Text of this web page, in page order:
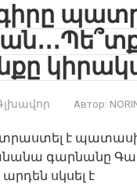
Автор:
է
գարնանը
սկսել է